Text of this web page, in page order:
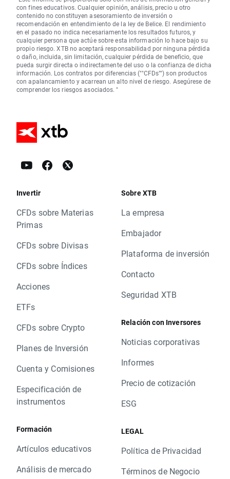
con fines educativos. Cualquier opinión, análisis, precio u otro
contenido no constituyen asesoramiento de inversión o
recomendación en entendimiento de la ley de Belice. El rendimiento
en el pasado no indica necesariamente los resultados futuros, y
cualquier persona que actúe sobre esta información lo hace bajo su
propio riesgo. XTB no aceptará responsabilidad por ninguna pérdida
o daño, incluida, sin limitación, cualquier pérdida de beneficio, que
pueda surgir directa o indirectamente del uso o la confianza de dicha
información. Los contratos por diferencias (""CFDs"") son productos
con apalancamiento y acarrean un alto nivel de riesgo. Asegúrese de
comprender los riesgos asociados. "
Invertir
CFDs sobre Materias
Primas
CFDs sobre Divisas
CFDs sobre Índices
Acciones
ETFs
CFDs sobre Crypto
Planes de Inversión
Cuenta y Comisiones
Especificación de
instrumentos
Formación
Artículos educativos
Análisis de mercado
Sobre XTB
La empresa
Embajador
Plataforma de inversión
Contacto
Seguridad XTB
Relación con Inversores
Noticias corporativas
Informes
Precio de cotización
ESG
LEGAL
Política de Privacidad
Términos de Negocio